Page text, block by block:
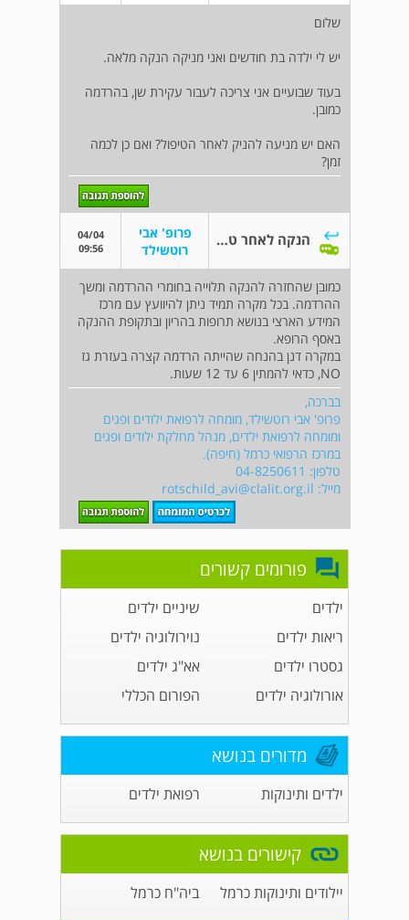
שלום
יש לי ילדה בת חודשים ואני מניקה הנקה מלאה.
בעוד שבועיים אני צריכה לעבור עקירת שן, בהרדמה
כמובן.
האם יש מניעה להניק לאחר הטיפול? ואם כן לכמה
זמן?
הנקה לאחר טיפול שיניים
פרופ' אבי
רוטשילד
04/04
09:56
כמובן שהחזרה להנקה תלוייה בחומרי ההרדמה ומשך
ההרדמה. בכל מקרה תמיד ניתן להיוועץ עם מרכז
המידע הארצי בנושא תרופות בהריון ובתקופת ההנקה
באסף הרופא.
במקרה דנן בהנחה שהייתה הרדמה קצרה בעזרת גז
NO, כדאי להמתין 6 עד 12 שעות.
בברכה,
פרופ' אבי רוטשילד, מומחה לרפואת ילודים ופגים
ומומחה לרפואת ילדים, מנהל מחלקת ילודים ופגים
במרכז הרפואי כרמל (חיפה).
טלפון: 04-8250611
מייל: rotschild_avi@clalit.org.il
פורומים קשורים
ילדים
שיניים ילדים
ריאות ילדים
נוירולוגיה ילדים
גסטרו ילדים
אא"ג ילדים
אורולוגיה ילדים
הפורום הכללי
מדורים בנושא
ילדים ותינוקות רפואת ילדים
קישורים בנושא
יילודים ותינוקות כרמל ביה"ח כרמל